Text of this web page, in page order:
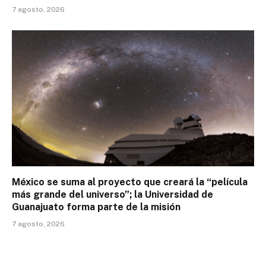
7 agosto, 2026
México se suma al proyecto que creará la “película
más grande del universo”; la Universidad de
Guanajuato forma parte de la misión
7 agosto, 2026